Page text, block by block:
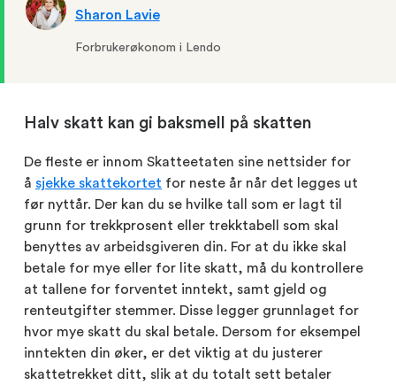
Sharon Lavie
Forbrukerøkonom i Lendo
Halv skatt kan gi baksmell på skatten
De fleste er innom Skatteetaten sine nettsider for
å sjekke skattekortet for neste år når det legges ut
før nyttår. Der kan du se hvilke tall som er lagt til
grunn for trekkprosent eller trekktabell som skal
benyttes av arbeidsgiveren din. For at du ikke skal
betale for mye eller for lite skatt, må du kontrollere
at tallene for forventet inntekt, samt gjeld og
renteutgifter stemmer. Disse legger grunnlaget for
hvor mye skatt du skal betale. Dersom for eksempel
inntekten din øker, er det viktig at du justerer
skattetrekket ditt, slik at du totalt sett betaler